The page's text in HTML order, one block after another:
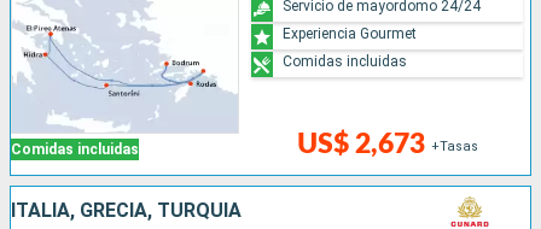
Comidas incluidas US$ 2,673 +Tasas
Servicio de mayordomo 24/24
Experiencia Gourmet
Comidas incluidas
ITALIA, GRECIA, TURQUÍA